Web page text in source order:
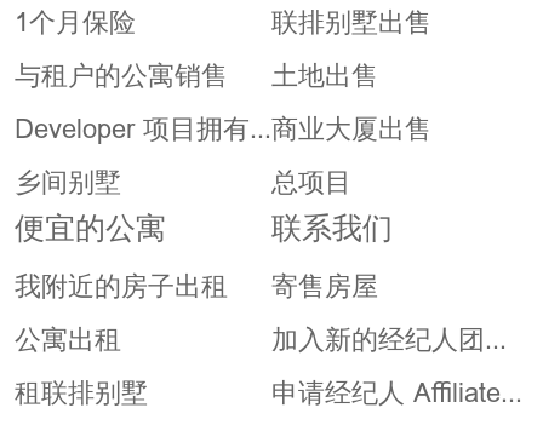
1个月保险
与租户的公寓销售
Developer 项目拥有
者
乡间别墅
联排别墅出售
土地出售
商业大厦出售
总项目
便宜的公寓
我附近的房子出租
公寓出租
租联排别墅
联系我们
寄售房屋
加入新的经纪人团队
或 Co-Agent
申请经纪人 Affiliate